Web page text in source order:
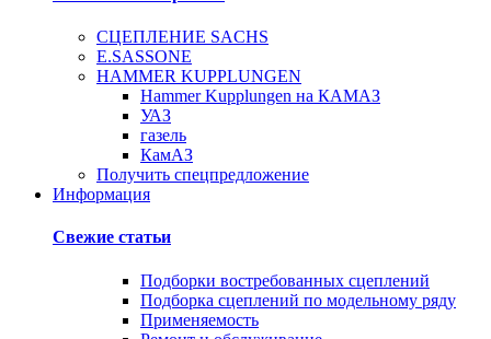
СЦЕПЛЕНИЕ SACHS
E.SASSONE
HAMMER KUPPLUNGEN
Hammer Kupplungen на КАМАЗ
УАЗ
газель
КамАЗ
Получить спецпредложение
Информация
Свежие статьи
Подборки востребованных сцеплений
Подборка сцеплений по модельному ряду
Применяемость